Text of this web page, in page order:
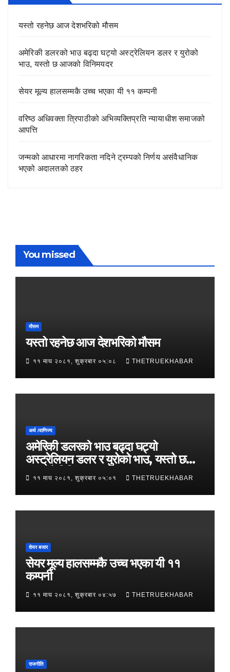
यस्तो रहनेछ आज देशभरिको मौसम
अमेरिकी डलरको भाउ बढ्दा घट्यो अस्ट्रेलियन डलर र युरोको
भाउ, यस्तो छ आजको विनिमयदर
सेयर मूल्य हालसम्मकै उच्च भएका यी ११ कम्पनी
वरिष्ठ अधिवक्ता त्रिपाठीको अभिव्यक्तिप्रति न्यायाधीश समाजको
आपत्ति
जन्मको आधारमा नागरिकता नदिने ट्रम्पको निर्णय असंवैधानिक
भएको अदालतको ठहर
You missed
मौसम
यस्तो रहनेछ आज देशभरिको मौसम
११ माघ २०८१, शुक्रबार ०५:०८ THETRUEKHABAR
अर्थ /वाणिज्य
अमेरिकी डलरको भाउ बढ्दा घट्यो
अस्ट्रेलियन डलर र युरोको भाउ, यस्तो छ
आजको विनिमयदर
११ माघ २०८१, शुक्रबार ०५:०१ THETRUEKHABAR
शेयर बजार
सेयर मूल्य हालसम्मकै उच्च भएका यी ११
कम्पनी
११ माघ २०८१, शुक्रबार ०४:५७ THETRUEKHABAR
राजनीति